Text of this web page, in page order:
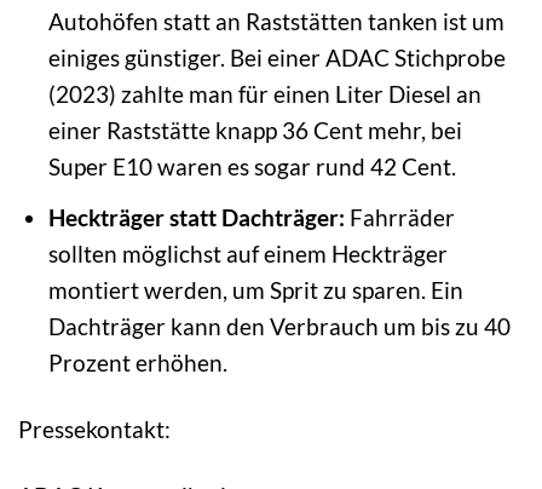
Autohöfen statt an Raststätten tanken ist um
einiges günstiger. Bei einer ADAC Stichprobe
(2023) zahlte man für einen Liter Diesel an
einer Raststätte knapp 36 Cent mehr, bei
Super E10 waren es sogar rund 42 Cent.
Heckträger statt Dachträger: Fahrräder
sollten möglichst auf einem Heckträger
montiert werden, um Sprit zu sparen. Ein
Dachträger kann den Verbrauch um bis zu 40
Prozent erhöhen.
Pressekontakt: